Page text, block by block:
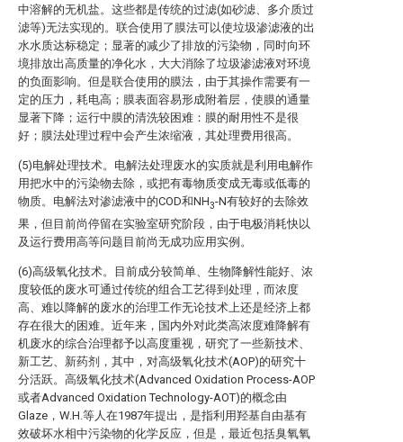
中溶解的无机盐。这些都是传统的过滤(如砂滤、多介质过
滤等)无法实现的。联合使用了膜法可以使垃圾渗滤液的出
水水质达标稳定；显著的减少了排放的污染物，同时向环
境排放出高质量的净化水，大大消除了垃圾渗滤液对环境
的负面影响。但是联合使用的膜法，由于其操作需要有一
定的压力，耗电高；膜表面容易形成附着层，使膜的通量
显著下降；运行中膜的清洗较困难：膜的耐用性不是很
好；膜法处理过程中会产生浓缩液，其处理费用很高。
(5)电解处理技术。电解法处理废水的实质就是利用电解作
用把水中的污染物去除，或把有毒物质变成无毒或低毒的
物质。电解法对渗滤液中的COD和NH3-N有较好的去除效
果，但目前尚停留在实验室研究阶段，由于电极消耗快以
及运行费用高等问题目前尚无成功应用实例。
(6)高级氧化技术。目前成分较简单、生物降解性能好、浓
度较低的废水可通过传统的组合工艺得到处理，而浓度
高、难以降解的废水的治理工作无论技术上还是经济上都
存在很大的困难。近年来，国内外对此类高浓度难降解有
机废水的综合治理都予以高度重视，研究了一些新技术、
新工艺、新药剂，其中，对高级氧化技术(AOP)的研究十
分活跃。高级氧化技术(Advanced Oxidation Process-AOP
或者Advanced Oxidation Technology-AOT)的概念由
Glaze，W.H.等人在1987年提出，是指利用羟基自由基有
效破坏水相中污染物的化学反应，但是，最近包括臭氧氧